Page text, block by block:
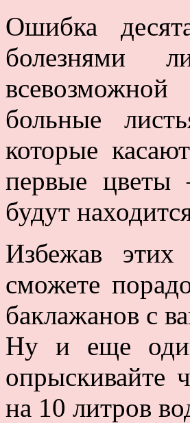
Ошибка
болезнями
больные
которые
первые цветы
будут
Избежав этих
сможете
баклажанов с
Ну и еще
опрыскивайте
на 10 литров